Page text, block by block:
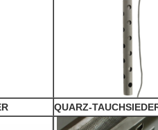
QUARZ-